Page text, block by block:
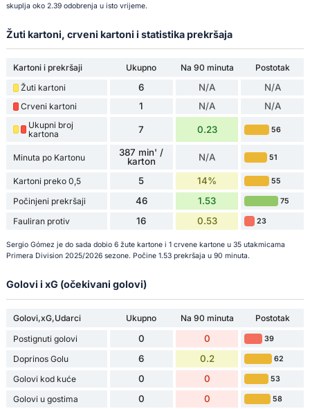
skuplja oko 2.39 odobrenja u isto vrijeme.
Žuti kartoni, crveni kartoni i statistika prekršaja
Kartoni i prekršaji Ukupno Na 90 minuta
Postotak
Žuti kartoni
6 N/A N/A
Crveni kartoni 1 N/A N/A
Ukupni broj
kartona
7 0.23 56
Minuta po Kartonu
387 min' /
karton
N/A 51
Kartoni preko 0,5 5 14% 55
Počinjeni prekršaji 46 1.53 75
Fauliran protiv 16 0.53 23
Sergio Gómez je do sada dobio 6 žute kartone i 1 crvene kartone u 35 utakmicama
Primera Division 2025/2026 sezone. Počine 1.53 prekršaja u 90 minuta.
Golovi i xG (očekivani golovi)
Golovi,xG,Udarci Ukupno Na 90 minuta
Postotak
Postignuti golovi
0 0 39
Doprinos Golu 6 0.2 62
Golovi kod kuće 0 0 53
Golovi u gostima 0 0 58